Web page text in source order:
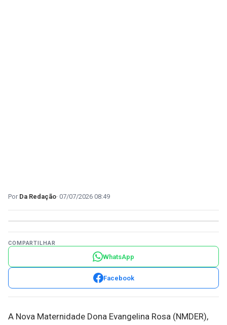
Da Redação 07/07/2026 08:49
COMPARTILHAR
WhatsApp
Facebook
A Nova Maternidade Dona Evangelina Rosa (NMDER),